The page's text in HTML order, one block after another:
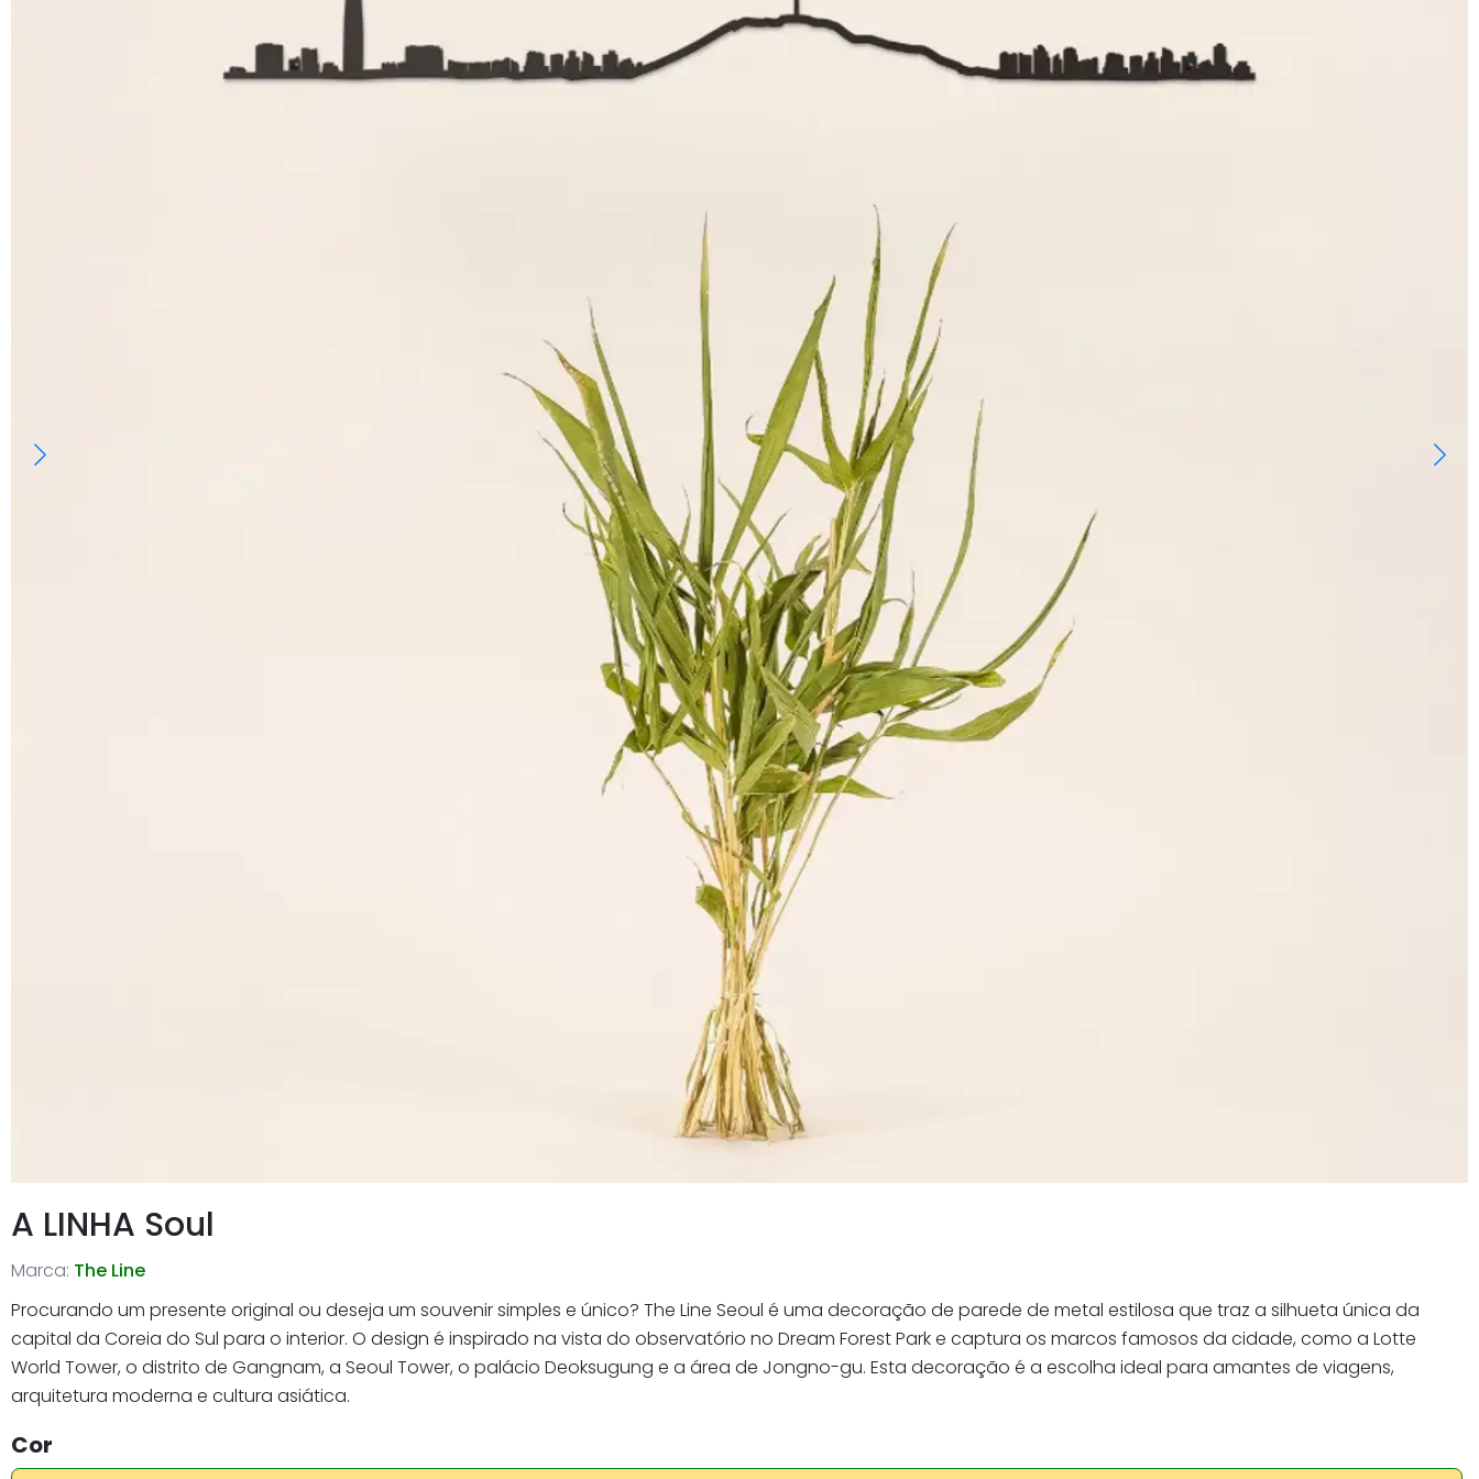
A LINHA Soul
Marca: The Line
Procurando um presente original ou deseja um souvenir simples e único? The Line Seoul é uma decoração de parede de metal estilosa que traz a silhueta única da
capital da Coreia do Sul para o interior. O design é inspirado na vista do observatório no Dream Forest Park e captura os marcos famosos da cidade, como a Lotte
World Tower, o distrito de Gangnam, a Seoul Tower, o palácio Deoksugung e a área de Jongno-gu. Esta decoração é a escolha ideal para amantes de viagens,
arquitetura moderna e cultura asiática.
Cor